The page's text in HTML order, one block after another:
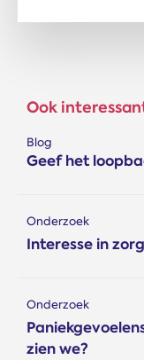
Ook
Blog
Geef het
Onderzoek
Interesse in
Onderzoek
zien we?